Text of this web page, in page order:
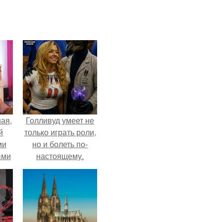
Голливуд умеет не
только играть роли,
но и болеть по-
настоящему.